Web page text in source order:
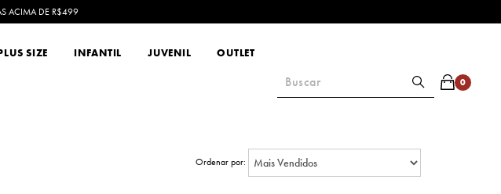
ACIMA DE R$499
SIZE INFANTIL JUVENIL OUTLET
0
Ordenar por: